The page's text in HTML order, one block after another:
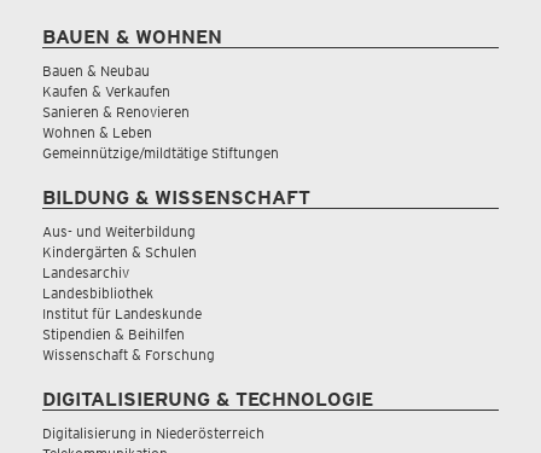
BAUEN & WOHNEN
Bauen & Neubau
Kaufen & Verkaufen
Sanieren & Renovieren
Wohnen & Leben
Gemeinnützige/mildtätige Stiftungen
BILDUNG & WISSENSCHAFT
Aus- und Weiterbildung
Kindergärten & Schulen
Landesarchiv
Landesbibliothek
Institut für Landeskunde
Stipendien & Beihilfen
Wissenschaft & Forschung
DIGITALISIERUNG & TECHNOLOGIE
Digitalisierung in Niederösterreich